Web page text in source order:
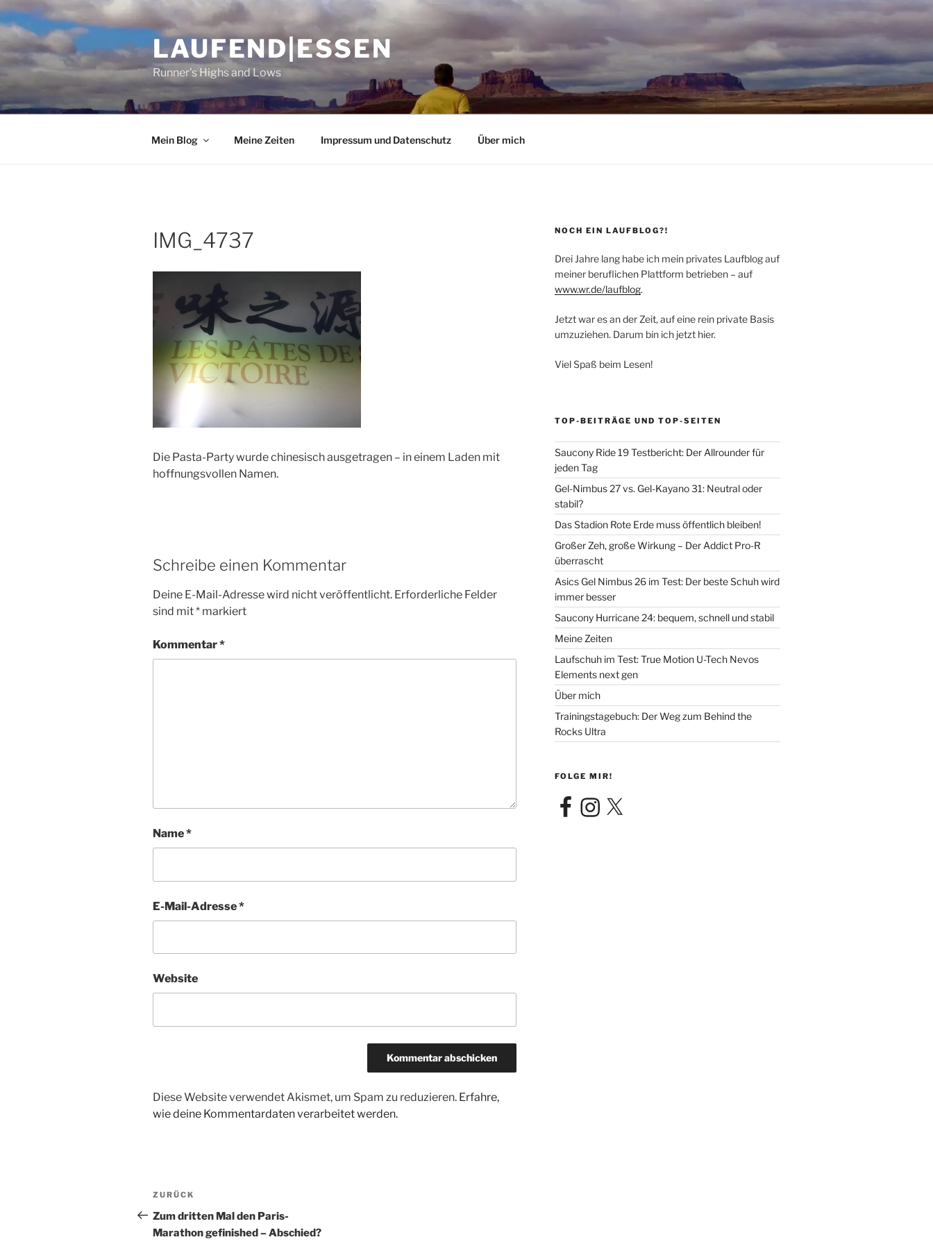
Zum
Inhalt
springen
LAUFEND|ESSEN
Runner's Highs and Lows
Mein Blog Meine Zeiten Impressum und Datenschutz Über mich
IMG_4737
Die Pasta-Party wurde chinesisch ausgetragen – in einem Laden mit
hoffnungsvollen Namen.
Schreibe einen Kommentar
Deine E-Mail-Adresse wird nicht veröffentlicht. Erforderliche Felder
sind mit* markiert
Kommentar*
Name*
E-Mail-Adresse*
Website
Diese Website verwendet Akismet, um Spam zu reduzieren. Erfahre,
wie deine Kommentardaten verarbeitet werden.
Beitragsnavigation
Vorheriger
Beitrag
ZURÜCK
Zum dritten Mal den Paris-
Marathon gefinished – Abschied?
NOCH EIN LAUFBLOG?!
Drei Jahre lang habe ich mein privates Laufblog auf
meiner beruflichen Plattform betrieben – auf
www.wr.de/laufblog.
Jetzt war es an der Zeit, auf eine rein private Basis
umzuziehen. Darum bin ich jetzt hier.
Viel Spaß beim Lesen!
TOP-BEITRÄGE UND TOP-SEITEN
Saucony Ride 19 Testbericht: Der Allrounder für
jeden Tag
Gel-Nimbus 27 vs. Gel-Kayano 31: Neutral oder
stabil?
Das Stadion Rote Erde muss öffentlich bleiben!
Großer Zeh, große Wirkung – Der Addict Pro-R
überrascht
Asics Gel Nimbus 26 im Test: Der beste Schuh wird
immer besser
Saucony Hurricane 24: bequem, schnell und stabil
Meine Zeiten
Laufschuh im Test: True Motion U-Tech Nevos
Elements next gen
Über mich
Trainingstagebuch: Der Weg zum Behind the
Rocks Ultra
FOLGE MIR!
FacebookInstagram
X